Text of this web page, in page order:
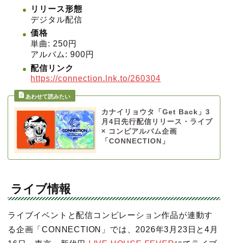
リリース形態
デジタル配信
価格
単曲: 250円
アルバム: 900円
配信リンク
https://connection.lnk.to/260304
カナイリョウタ「Get Back」3
月4日先行配信リリース・ライブ
× コンピアルバム企画
「CONNECTION」
ライブ情報
ライブイベントと配信コンピレーション作品が連動す
る企画「CONNECTION」では、2026年3月23日と4月